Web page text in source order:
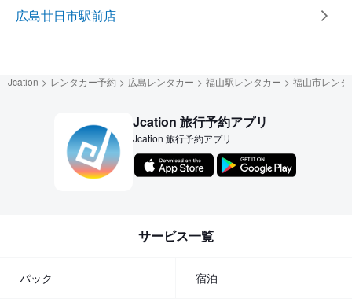
広島廿日市駅前店
Jcation レンタカー予約 広島レンタカー 福山駅レンタカー 福山市レンタ
Jcation 旅行予約アプリ
Jcation 旅行予約アプリ
サービス一覧
パック 宿泊